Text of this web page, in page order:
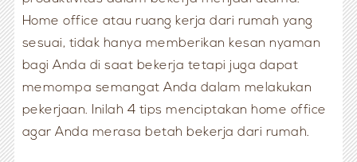
Home office atau ruang kerja dari rumah yang
sesuai, tidak hanya memberikan kesan nyaman
bagi Anda di saat bekerja tetapi juga dapat
memompa semangat Anda dalam melakukan
pekerjaan. Inilah 4 tips menciptakan home office
agar Anda merasa betah bekerja dari rumah.